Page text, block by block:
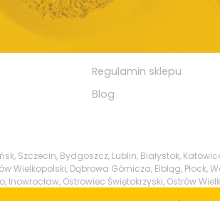
Regulamin sklepu
Blog
Szczecin, Bydgoszcz, Lublin, Białystok,
Wielkopolski, Dąbrowa Górnicza, Elbląg, Płock,
Inowrocław, Ostrowiec Świętokrzyski, Ostrów